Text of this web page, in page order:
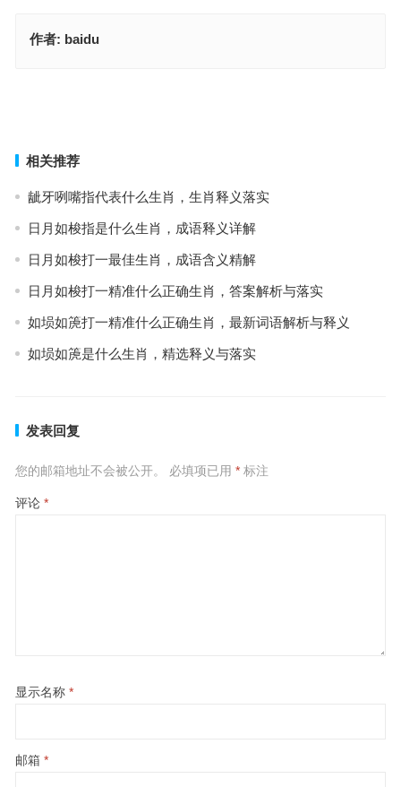
作者: baidu
相关推荐
龇牙咧嘴指代表什么生肖，生肖释义落实
日月如梭指是什么生肖，成语释义详解
日月如梭打一最佳生肖，成语含义精解
日月如梭打一精准什么正确生肖，答案解析与落实
如埙如箎打一精准什么正确生肖，最新词语解析与释义
如埙如箎是什么生肖，精选释义与落实
发表回复
您的邮箱地址不会被公开。 必填项已用 *标注
评论 *
显示名称 *
邮箱 *